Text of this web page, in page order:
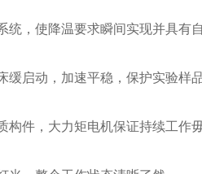
，使降温要求瞬间实现并具有
启动，加速平稳，保护实验样品
件，大力矩电机保证持续工作毋